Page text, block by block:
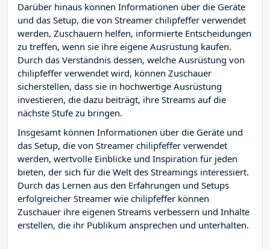
Darüber hinaus können Informationen über die Geräte
und das Setup, die von Streamer chilipfeffer verwendet
werden, Zuschauern helfen, informierte Entscheidungen
zu treffen, wenn sie ihre eigene Ausrüstung kaufen.
Durch das Verständnis dessen, welche Ausrüstung von
chilipfeffer verwendet wird, können Zuschauer
sicherstellen, dass sie in hochwertige Ausrüstung
investieren, die dazu beiträgt, ihre Streams auf die
nächste Stufe zu bringen.
Insgesamt können Informationen über die Geräte und
das Setup, die von Streamer chilipfeffer verwendet
werden, wertvolle Einblicke und Inspiration für jeden
bieten, der sich für die Welt des Streamings interessiert.
Durch das Lernen aus den Erfahrungen und Setups
erfolgreicher Streamer wie chilipfeffer können
Zuschauer ihre eigenen Streams verbessern und Inhalte
erstellen, die ihr Publikum ansprechen und unterhalten.